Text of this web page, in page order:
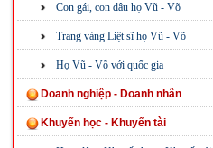
Con gái, con dâu họ Vũ - Võ
Trang vàng Liệt sĩ họ Vũ - Võ
Họ Vũ - Võ với quốc gia
Doanh nghiệp - Doanh nhân
Khuyến học - Khuyến tài